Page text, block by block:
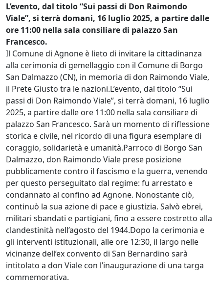
L’evento, dal titolo “Sui passi di Don Raimondo
Viale”, si terrà domani, 16 luglio 2025, a partire dalle
ore 11:00 nella sala consiliare di palazzo San
Francesco.
Il Comune di Agnone è lieto di invitare la cittadinanza
alla cerimonia di gemellaggio con il Comune di Borgo
San Dalmazzo (CN), in memoria di don Raimondo Viale,
il Prete Giusto tra le nazioni.L’evento, dal titolo “Sui
passi di Don Raimondo Viale”, si terrà domani, 16 luglio
2025, a partire dalle ore 11:00 nella sala consiliare di
palazzo San Francesco. Sarà un momento di riflessione
storica e civile, nel ricordo di una figura esemplare di
coraggio, solidarietà e umanità.Parroco di Borgo San
Dalmazzo, don Raimondo Viale prese posizione
pubblicamente contro il fascismo e la guerra, venendo
per questo perseguitato dal regime: fu arrestato e
condannato al confino ad Agnone. Nonostante ciò,
continuò la sua azione di pace e giustizia. Salvò ebrei,
militari sbandati e partigiani, fino a essere costretto alla
clandestinità nell’agosto del 1944.Dopo la cerimonia e
gli interventi istituzionali, alle ore 12:30, il largo nelle
vicinanze dell’ex convento di San Bernardino sarà
intitolato a don Viale con l’inaugurazione di una targa
commemorativa.